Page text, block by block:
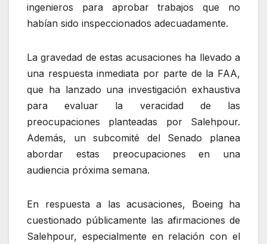
ingenieros para aprobar trabajos que no
habían sido inspeccionados adecuadamente.
La gravedad de estas acusaciones ha llevado a
una respuesta inmediata por parte de la FAA,
que ha lanzado una investigación exhaustiva
para evaluar la veracidad de las
preocupaciones planteadas por Salehpour.
Además, un subcomité del Senado planea
abordar estas preocupaciones en una
audiencia próxima semana.
En respuesta a las acusaciones, Boeing ha
cuestionado públicamente las afirmaciones de
Salehpour, especialmente en relación con el